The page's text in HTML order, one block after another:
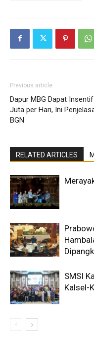
Previous article
Dapur MBG Dapat
Juta per Hari, Ini
BGN
RELATED ARTICLES
SMSI
Kalsel-